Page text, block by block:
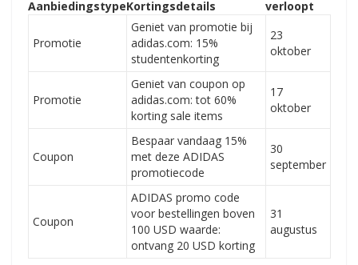
AanbiedingstypeKortingsdetails verloopt
Promotie
Geniet van promotie bij
adidas.com: 15%
studentenkorting
23
oktober
Promotie
Geniet van coupon op
adidas.com: tot 60%
korting sale items
17
oktober
Coupon
Bespaar vandaag 15%
met deze ADIDAS
promotiecode
30
september
Coupon
ADIDAS promo code
voor bestellingen boven
100 USD waarde:
ontvang 20 USD korting
31
augustus